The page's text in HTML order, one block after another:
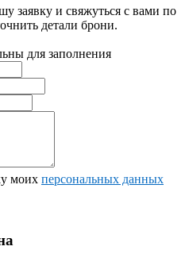
заявку и свяжуться с вами по
детали брони.
для заполнения
моих персональных данных